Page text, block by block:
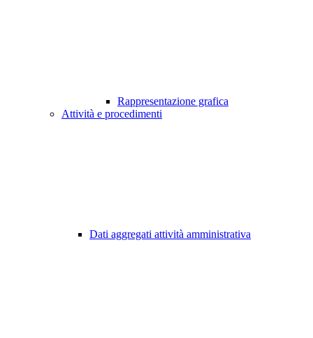
Rappresentazione grafica
Attività e procedimenti
Dati aggregati attività amministrativa